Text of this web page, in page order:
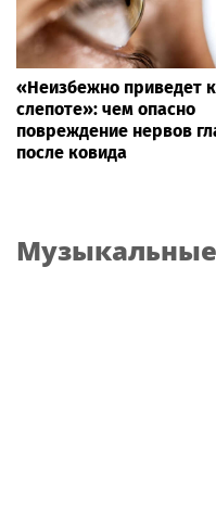
«Неизбежно приведет к
слепоте»: чем опасно
повреждение нервов
после ковида